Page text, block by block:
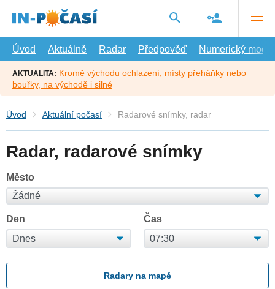
hlavní
Úvod
Aktuálně Radar Předpověď Numerický model
AKTUALITA: Kromě východu ochlazení, místy přeháňky nebo
bouřky, na východě i silné
Úvod Aktuální počasí Radarové snímky, radar
Radar, radarové snímky
Město
Den Čas
Radary na mapě